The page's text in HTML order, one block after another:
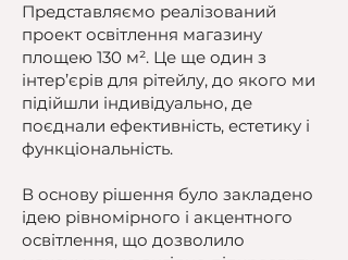
Представляємо реалізований
проект освітлення магазину
площею 130 м². Це ще один з
інтер’єрів для рітейлу, до якого ми
підійшли індивідуально, де
поєднали ефективність, естетику і
функціональність.
В основу рішення було закладено
ідею рівномірного і акцентного
освітлення, що дозволило